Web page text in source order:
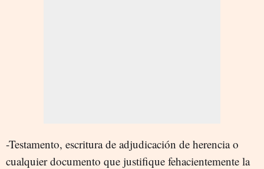
-Testamento, escritura de adjudicación de herencia o
cualquier documento que justifique fehacientemente la